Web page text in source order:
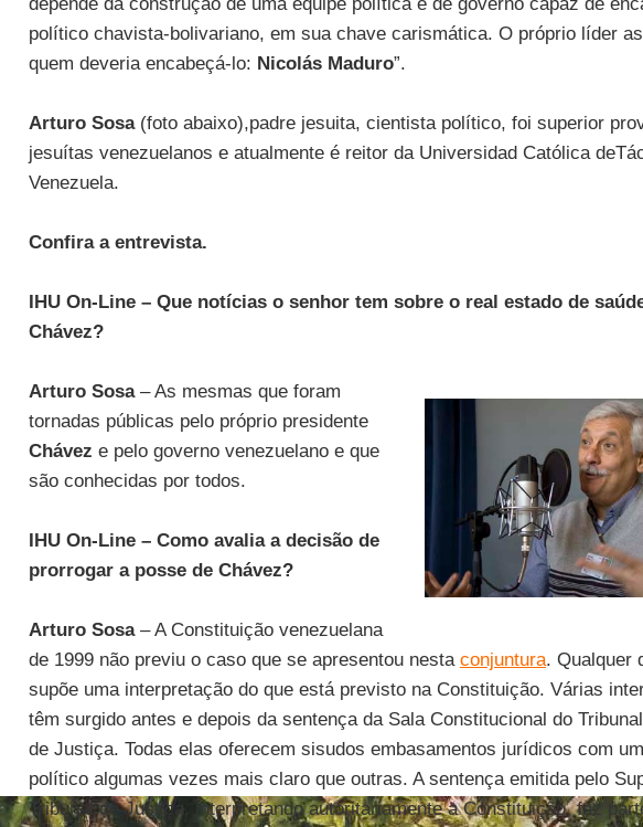
político chavista-bolivariano, em sua chave carismática. O próprio líder
quem deveria encabeçá-lo: Nicolás Maduro”.
Arturo Sosa(foto abaixo),padre jesuita, cientista político, foi superior
jesuítas venezuelanos e atualmente é reitor da Universidad Católica
Venezuela.
Confira a entrevista.
IHU On-Line – Que notícias o senhor tem sobre o real estado de
Chávez?
Arturo Sosa – As mesmas que foram
tornadas públicas pelo próprio presidente
Chávez e pelo governo venezuelano e que
são conhecidas por todos.
IHU On-Line – Como avalia a decisão de
prorrogar a posse de Chávez?
Arturo Sosa – A Constituição venezuelana
de 1999 não previu o caso que se apresentou nesta conjuntura. Qualquer
supõe uma interpretação do que está previsto na Constituição. Várias
têm surgido antes e depois da sentença da Sala Constitucional do
de Justiça. Todas elas oferecem sisudos embasamentos jurídicos com
político algumas vezes mais claro que outras. A sentença emitida pelo
Tribunal de Justiça, interpretando autoritariamente a Constituição, faz